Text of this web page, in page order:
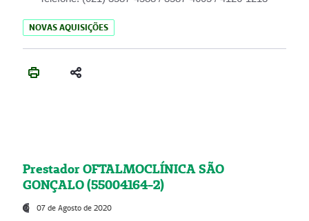
NOVAS AQUISIÇÕES
Prestador OFTALMOCLÍNICA SÃO
GONÇALO (55004164-2)
07 de Agosto de 2020